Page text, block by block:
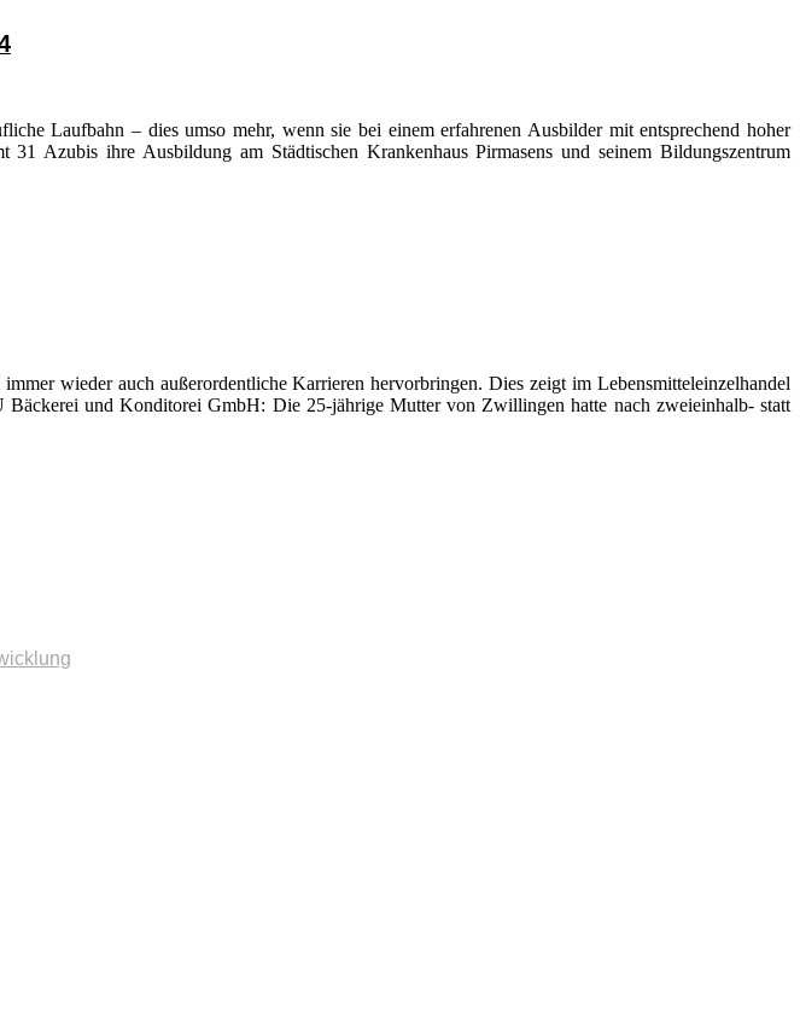
Laufbahn – dies umso mehr, wenn sie bei einem erfahrenen Ausbilder mit entsprechend hoher
Azubis ihre Ausbildung am Städtischen Krankenhaus Pirmasens und seinem Bildungszentrum
wieder auch außerordentliche Karrieren hervorbringen. Dies zeigt im Lebensmitteleinzelhandel
Bäckerei und Konditorei GmbH: Die 25-jährige Mutter von Zwillingen hatte nach zweieinhalb- statt